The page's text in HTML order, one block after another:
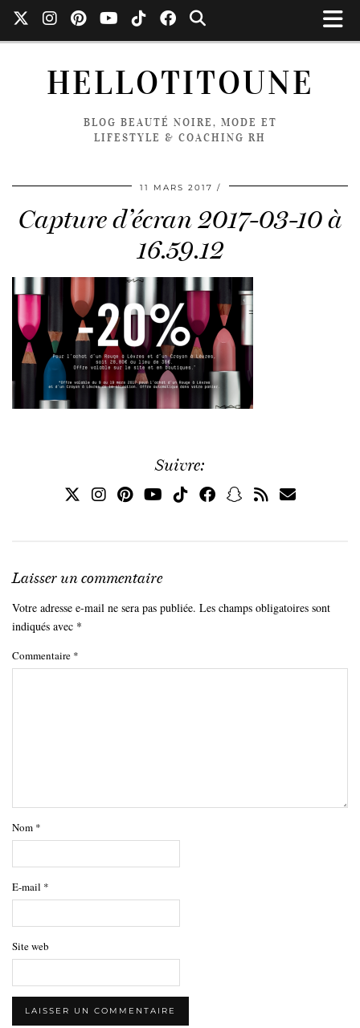
HELLOTITOUNE
BLOG BEAUTÉ NOIRE, MODE ET
LIFESTYLE & COACHING RH
11 MARS 2017
Capture d’écran 2017-03-10 à
16.59.12
Suivre:
Laisser un commentaire
Votre adresse e-mail ne sera pas publiée. Les champs obligatoires sont
indiqués avec *
Commentaire *
Nom *
E-mail *
Site web